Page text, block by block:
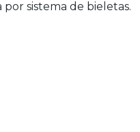
sistema de bieletas.